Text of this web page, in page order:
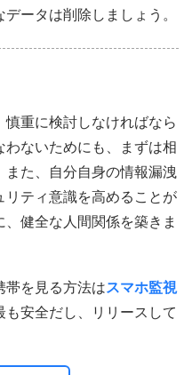
ータは削除しましょう。
重に検討しなければなら
ないためにも、まずは相
た、自分自身の情報漏洩
リティ意識を高めることが
健全な人間関係を築きま
帯を見る方法はスマホ監視
安全だし、リリースして